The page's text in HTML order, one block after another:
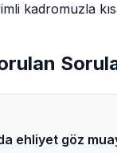
kadromuzla
ehliyet göz